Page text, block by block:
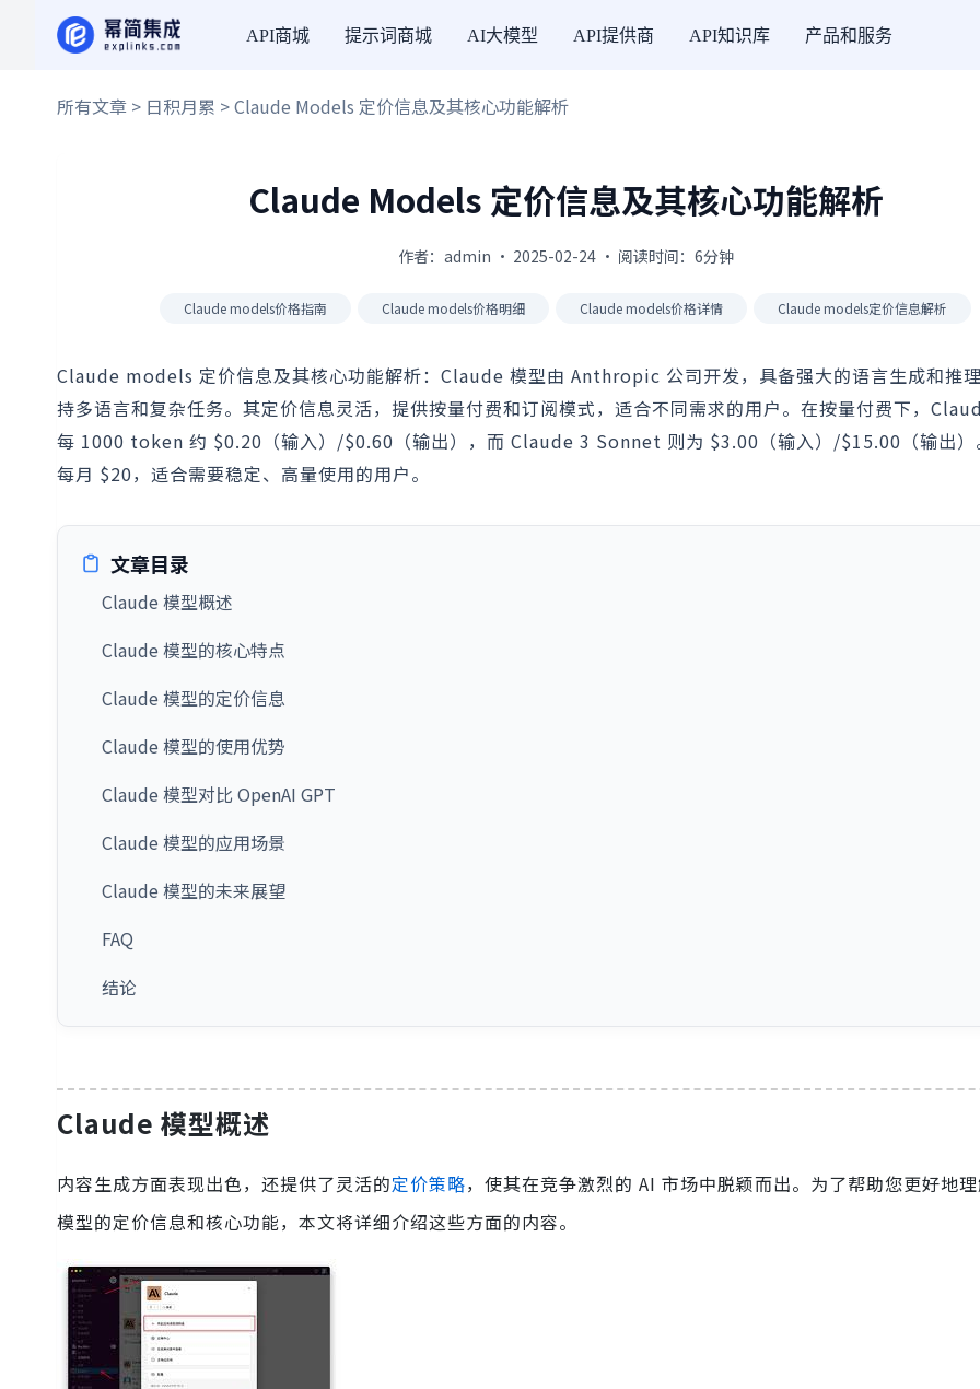
API商城 提示词商城 AI大模型 API提供商 API知识库 产品和服务
所有文章 > 日积月累 > Claude Models 定价信息及其核心功能解析
Claude Models 定价信息及其核心功能解析
作者：admin · 2025-02-24 · 阅读时间：6分钟
Claude models价格指南 Claude models价格明细 Claude models价格详情 Claude models定价信息解析
Claude models 定价信息及其核心功能解析：Claude 模型由 Anthropic 公司开发，具备强大的语言生成和推
持多语言和复杂任务。其定价信息灵活，提供按量付费和订阅模式，适合不同需求的用户。在按量付费下，
每 1000 token 约 $0.20（输入）/$0.60（输出），而 Claude 3 Sonnet 则为 $3.00（输入）/$15.00（输出）
每月 $20，适合需要稳定、高量使用的用户。
文章目录
Claude 模型概述
Claude 模型的核心特点
Claude 模型的定价信息
Claude 模型的使用优势
Claude 模型对比 OpenAI GPT
Claude 模型的应用场景
Claude 模型的未来展望
FAQ
结论
Claude 模型概述
内容生成方面表现出色，还提供了灵活的定价策略，使其在竞争激烈的 AI 市场中脱颖而出。为了帮助您更好地
模型的定价信息和核心功能，本文将详细介绍这些方面的内容。